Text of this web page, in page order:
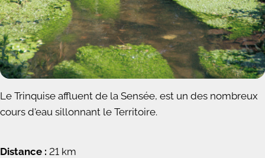
Le Trinquise affluent de la Sensée, est un des nombreux
cours d'eau sillonnant le Territoire.
Distance : 21 km